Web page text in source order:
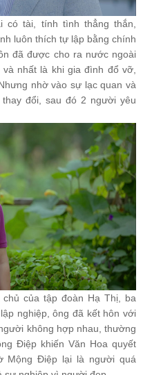
có tài, tính tình thẳng thắn,
luôn thích tự lập bằng chính
đã được cho ra nước ngoài
nhất là khi gia đình đổ vỡ,
nhờ vào sự lạc quan và
đổi, sau đó 2 người yêu
của tập đoàn Hạ Thị, ba
nghiệp, ông đã kết hôn với
không hợp nhau, thường
Điệp khiến Văn Hoa quyết
Mộng Điệp lại là người quá